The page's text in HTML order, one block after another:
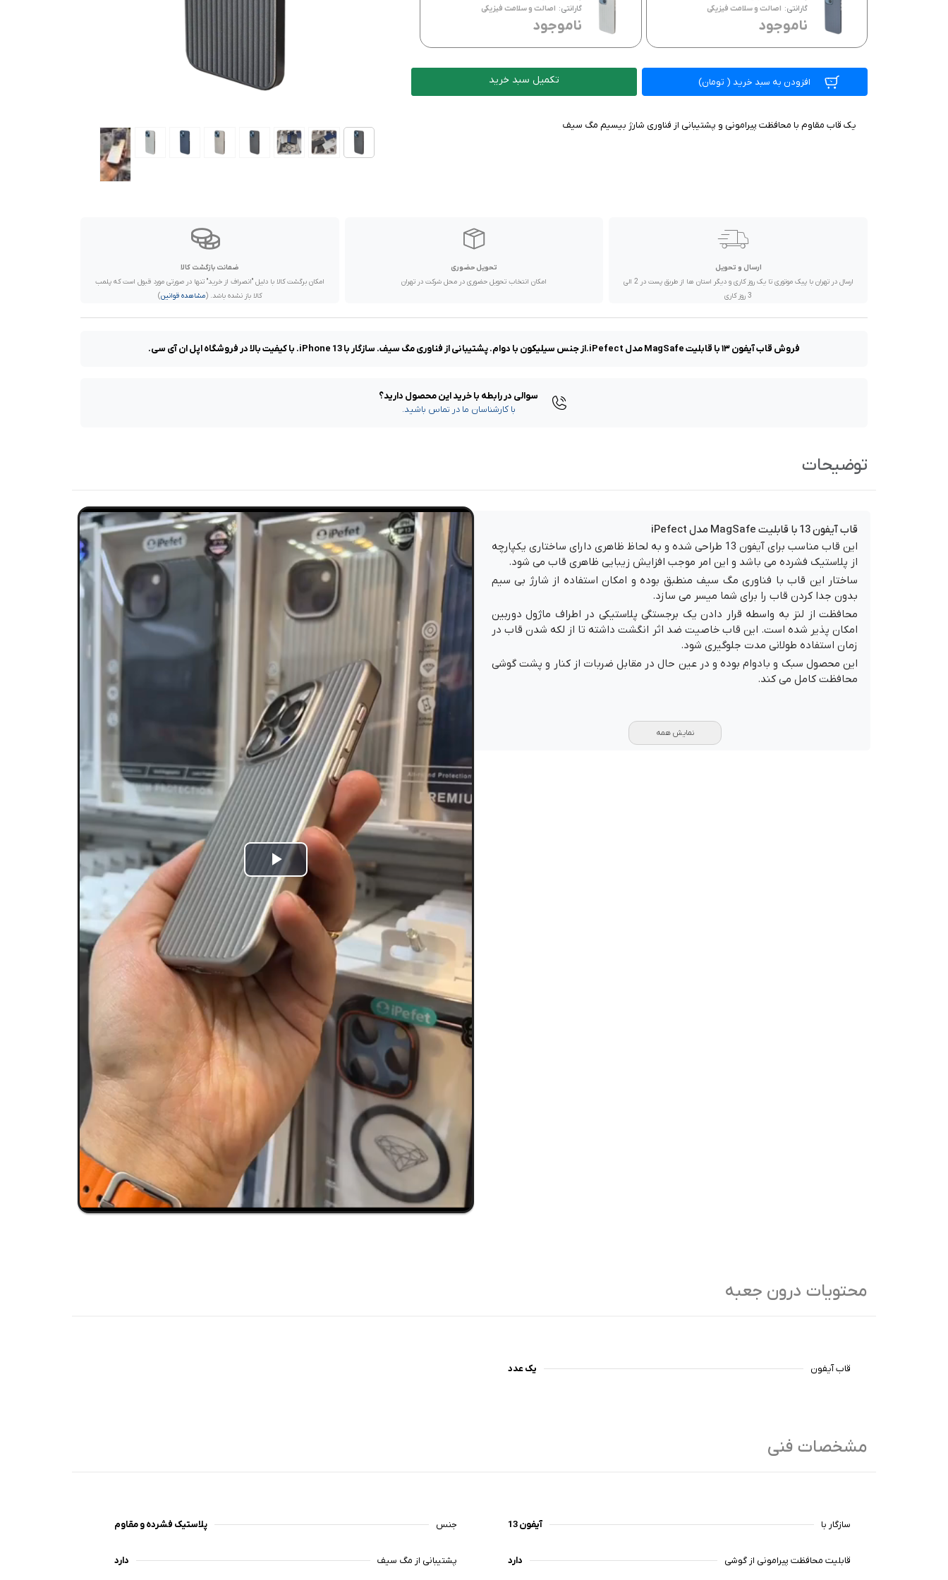
صدا و تصویر
قیمت روز
محصولات کارکرده
تماس با ما
خواندنی ها
گارانتی: اصالت و سلامت فیزیکی
ناموجود
گارانتی: اصالت و سلامت فیزیکی
ناموجود
افزودن به سبد خرید( تومان) تکمیل سبد خرید
یک قاب مقاوم با محافظت پیرامونی و پشتیبانی از فناوری شارژ بیسیم مگ سیف
ارسال و تحویل
ارسال در تهران با پیک موتوری تا یک روز کاری و دیگر استان ها از طریق پست در 2 الی
3 روز کاری
تحویل حضوری
امکان انتخاب تحویل حضوری در محل شرکت در تهران
ضمانت بازگشت کالا
امکان برگشت کالا با دلیل "انصراف از خرید" تنها در صورتی مورد قبول است که پلمب
کالا باز نشده باشد. (مشاهده قوانین)
فروش قاب آیفون ۱۳ با قابلیت MagSafe مدل iPefect.از جنس سیلیکون با دوام. پشتیبانی از فناوری مگ سیف. سازگار با iPhone 13. با کیفیت بالا در فروشگاه اپل ان آی سی.
سوالی در رابطه با خرید این محصول دارید؟
با کارشناسان ما در تماس باشید.
توضیحات
Play
Video
قاب آیفون 13 با قابلیت MagSafe مدل iPefect
این قاب مناسب برای آیفون 13 طراحی شده و به لحاظ ظاهری دارای ساختاری یکپارچه
از پلاستیک فشرده می باشد و این امر موجب افزایش زیبایی ظاهری قاب می شود.
ساختار این قاب با فناوری مگ سیف منطبق بوده و امکان استفاده از شارژ بی سیم
بدون جدا کردن قاب را برای شما میسر می سازد.
محافظت از لنز به واسطه قرار دادن یک برجستگی پلاستیکی در اطراف ماژول دوربین
امکان پذیر شده است. این قاب خاصیت ضد اثر انگشت داشته تا از لکه شدن قاب در
زمان استفاده طولانی مدت جلوگیری شود.
این محصول سبک و بادوام بوده و در عین حال در مقابل ضربات از کنار و پشت گوشی
محافظت کامل می کند.
نمایش همه
محتویات درون جعبه
قاب آیفون یک عدد
مشخصات فنی
سازگار با آیفون 13 جنس پلاستیک فشرده و مقاوم
قابلیت محافظت پیرامونی از گوشی دارد پشتیبانی از مگ سیف دارد